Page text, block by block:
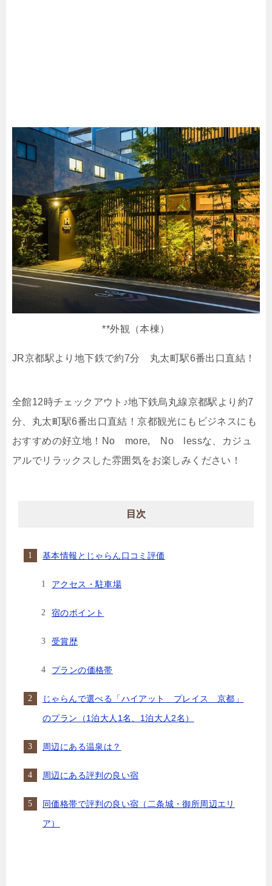
**外観（本棟）
JR京都駅より地下鉄で約7分 丸太町駅6番出口直結！
全館12時チェックアウト♪地下鉄烏丸線京都駅より約7
分、丸太町駅6番出口直結！京都観光にもビジネスにも
おすすめの好立地！No more, No lessな、カジュ
アルでリラックスした雰囲気をお楽しみください！
目次
基本情報とじゃらん口コミ評価
アクセス・駐車場
宿のポイント
受賞歴
プランの価格帯
じゃらんで選べる「ハイアット プレイス 京都」
のプラン（1泊大人1名、1泊大人2名）
周辺にある温泉は？
周辺にある評判の良い宿
同価格帯で評判の良い宿（二条城・御所周辺エリ
ア）